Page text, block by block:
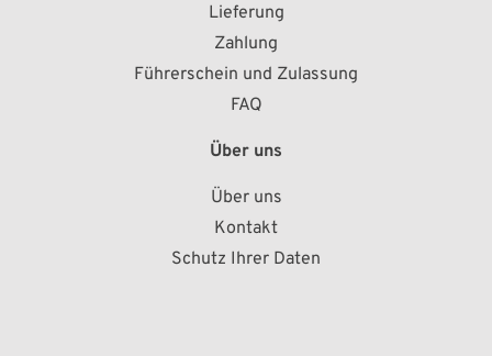
Lieferung
Zahlung
Führerschein und Zulassung
FAQ
Über uns
Über uns
Kontakt
Schutz Ihrer Daten